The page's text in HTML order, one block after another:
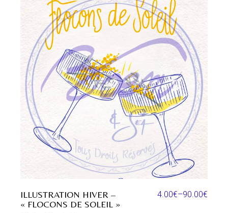
ILLUSTRATION HIVER –
« FLOCONS DE SOLEIL »
4.00€–90.00€